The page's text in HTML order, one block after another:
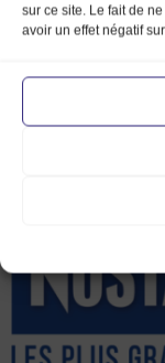
sur ce site. Le fait de
avoir un effet négatif